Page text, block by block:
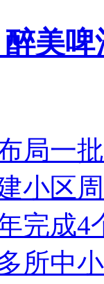
醉美
局一
小区
完成4
所中